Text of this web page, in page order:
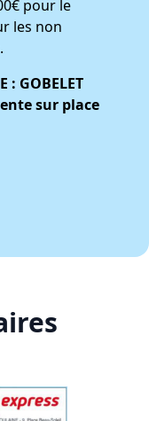
pour le
les non
: GOBELET
sur place